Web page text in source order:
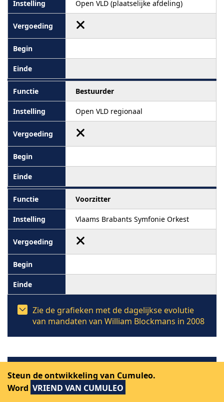
Open VLD (plaatselijke afdeling)
Bestuurder
Open VLD regionaal
Voorzitter
Vlaams Brabants Symfonie Orkest
Zie de grafieken met de dagelijkse evolutie
van mandaten van William Blockmans in 2008
2007
Steun de ontwikkeling van Cumuleo.
Word VRIEND VAN CUMULEO